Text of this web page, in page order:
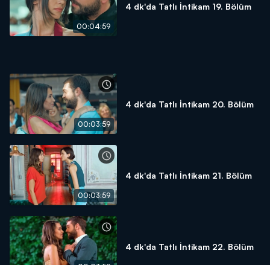
00:04:59
4 dk'da Tatlı İntikam 19. Bölüm
00:03:59
4 dk'da Tatlı İntikam 20. Bölüm
00:03:59
4 dk'da Tatlı İntikam 21. Bölüm
4 dk'da Tatlı İntikam 22. Bölüm